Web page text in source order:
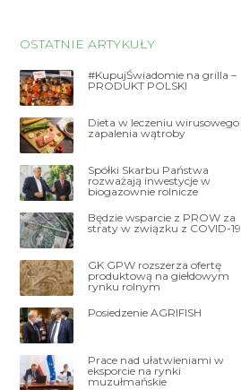
OSTATNIE ARTYKUŁY
#KupujŚwiadomie na grilla –
PRODUKT POLSKI
Dieta w leczeniu wirusowego
zapalenia wątroby
Spółki Skarbu Państwa
rozważają inwestycje w
biogazownie rolnicze
Będzie wsparcie z PROW za
straty w związku z COVID-19
GK GPW rozszerza ofertę
produktową na giełdowym
rynku rolnym
Posiedzenie AGRIFISH
Prace nad ułatwieniami w
eksporcie na rynki
muzułmańskie